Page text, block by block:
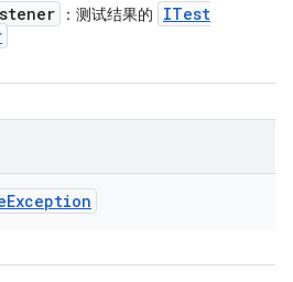
：测试结果的
ITest
Exception